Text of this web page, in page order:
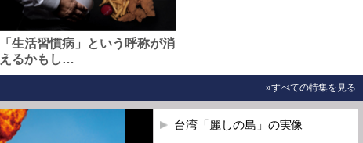
「生活習慣病」という呼称が消
えるかもし…
»すべての特集を見る
台湾「麗しの島」の実像